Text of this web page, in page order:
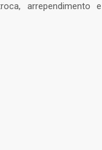
arrependimento e